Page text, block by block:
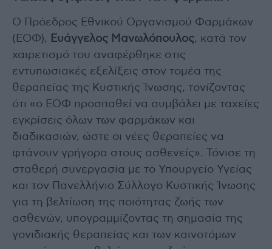
Ο Πρόεδρος Εθνικού Οργανισμού Φαρμάκων
(ΕΟΦ),
Ευάγγελος Μανωλόπουλος, κατά τον
χαιρετισμό του αναφέρθηκε στις
εντυπωσιακές εξελίξεις στον τομέα της
θεραπείας της Κυστικής Ίνωσης, τονίζοντας
ότι «ο ΕΟΦ προσπαθεί να συμβάλει με ταχείες
εγκρίσεις όλων των φαρμάκων και
διαδικασιών, ώστε οι νέες θεραπείες να
φτάνουν γρήγορα στους ασθενείς». Τόνισε τη
σταθερή συνεργασία με το Υπουργείο Υγείας
και τον Πανελλήνιο Σύλλογο Κυστικής Ίνωσης
για τη βελτίωση της ποιότητας ζωής των
ασθενών, υπογραμμίζοντας τη σημασία της
γονιδιακής θεραπείας και των καινοτόμων